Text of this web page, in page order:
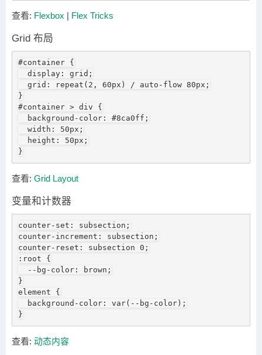
查看: Flexbox | Flex Tricks
Grid 布局
#container {
}
#container > div {
}
查看: Grid Layout
变量和计数器
counter-set: subsection;
counter-increment: subsection;
counter-reset: subsection 0;
:root {
}
element {
}
查看: 动态内容